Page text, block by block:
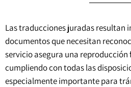
Las traducciones juradas resultan
documentos que necesitan
servicio asegura una
cumpliendo con todas las
especialmente importante para